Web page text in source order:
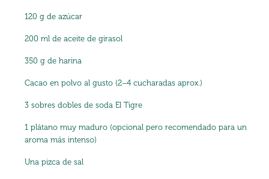
120 g de azúcar
200 ml de aceite de girasol
350 g de harina
Cacao en polvo al gusto (2–4 cucharadas aprox.)
3 sobres dobles de soda El Tigre
1 plátano muy maduro (opcional pero recomendado para un
aroma más intenso)
Una pizca de sal